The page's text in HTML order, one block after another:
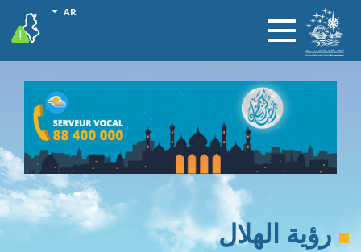
تجاوز
المحتوى
Toggle
navigation
AR
actions
vigilance
رؤية الهلال